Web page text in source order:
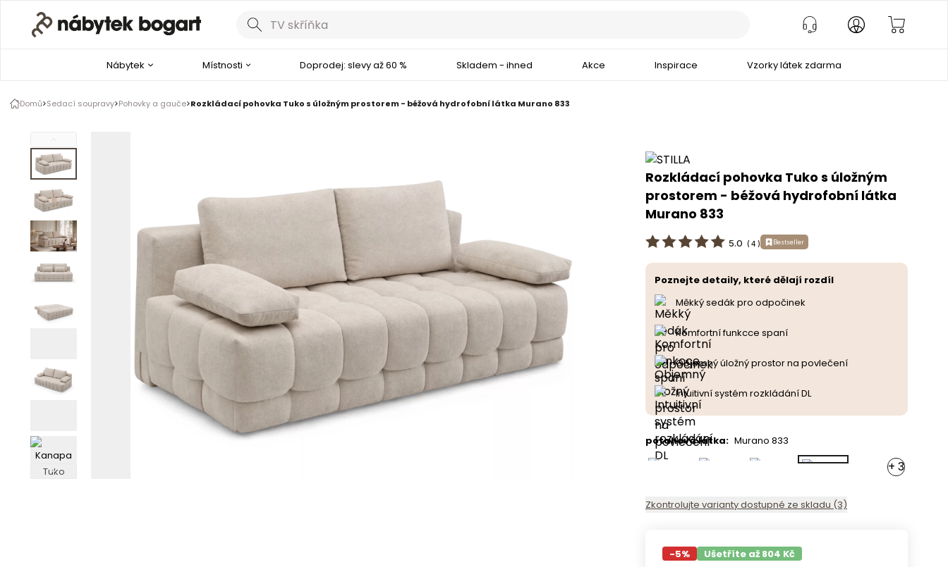
Nábytek Místnosti Doprodej: slevy až 60 % Skladem - ihned Akce Inspirace Vzorky látek zdarma
Domů Sedací soupravy Pohovky a gauče Rozkládací pohovka Tuko s úložným prostorem - béžová hydrofobní látka Murano 833
Rozkládací pohovka Tuko s úložným
prostorem - béžová hydrofobní látka
Murano 833
5.0 ( 4 ) Bestseller
Poznejte detaily, které dělají rozdíl
Měkký sedák pro odpočinek
Komfortní funkcce spaní
Objemný úložný prostor na povlečení
Intuitivní systém rozkládání DL
potahová látka: Murano 833
+ 3
Zkontrolujte varianty dostupné ze skladu (3)
-5% Ušetříte až 804 Kč
1 z 9 Galerie produktu